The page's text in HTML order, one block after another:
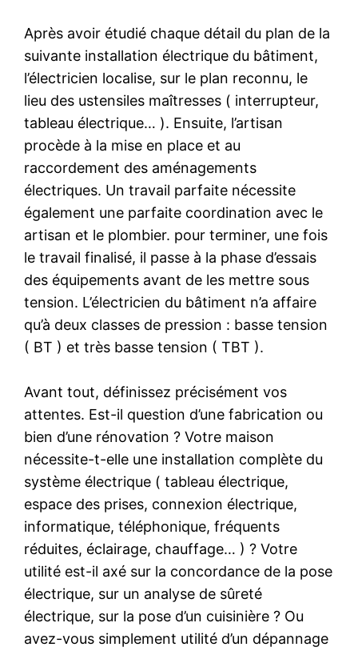
Après avoir étudié chaque détail du plan de la
suivante installation électrique du bâtiment,
l’électricien localise, sur le plan reconnu, le
lieu des ustensiles maîtresses ( interrupteur,
tableau électrique… ). Ensuite, l’artisan
procède à la mise en place et au
raccordement des aménagements
électriques. Un travail parfaite nécessite
également une parfaite coordination avec le
artisan et le plombier. pour terminer, une fois
le travail finalisé, il passe à la phase d’essais
des équipements avant de les mettre sous
tension. L’électricien du bâtiment n’a affaire
qu’à deux classes de pression : basse tension
( BT ) et très basse tension ( TBT ).
Avant tout, définissez précisément vos
attentes. Est-il question d’une fabrication ou
bien d’une rénovation ? Votre maison
nécessite-t-elle une installation complète du
système électrique ( tableau électrique,
espace des prises, connexion électrique,
informatique, téléphonique, fréquents
réduites, éclairage, chauffage… ) ? Votre
utilité est-il axé sur la concordance de la pose
électrique, sur un analyse de sûreté
électrique, sur la pose d’un cuisinière ? Ou
avez-vous simplement utilité d’un dépannage